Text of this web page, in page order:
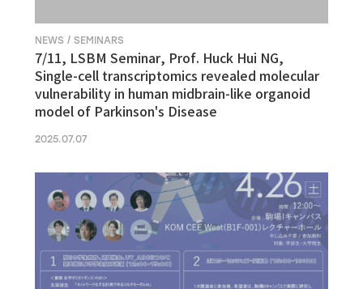
NEWS / SEMINARS
7/11, LSBM Seminar, Prof. Huck Hui NG,
Single-cell transcriptomics revealed molecular
vulnerability in human midbrain-like organoid
model of Parkinson's Disease
2025.07.07